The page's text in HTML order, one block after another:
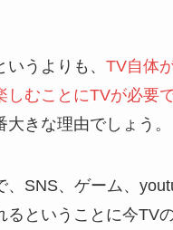
うよりも、 TV自体
しむことにTVが必要
大きな理由でしょう。
、SNS、ゲーム、
るということに今TV